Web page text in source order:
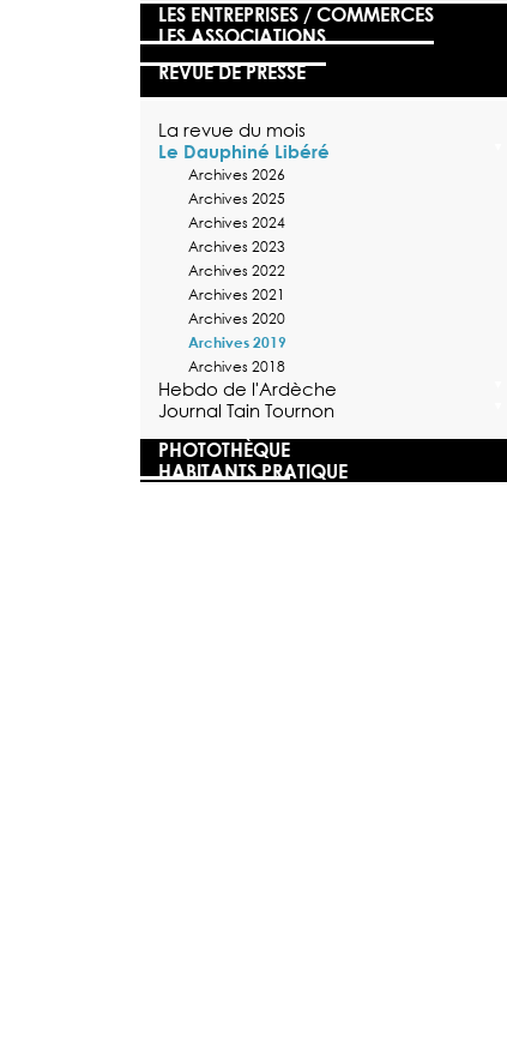
LES ENTREPRISES / COMMERCES
LES ASSOCIATIONS
REVUE DE PRESSE
La revue du mois
Le Dauphiné Libéré
Archives 2026
Archives 2025
Archives 2024
Archives 2023
Archives 2022
Archives 2021
Archives 2020
Archives 2019
Archives 2018
Hebdo de l'Ardèche
Journal Tain Tournon
PHOTOTHÈQUE
HABITANTS PRATIQUE